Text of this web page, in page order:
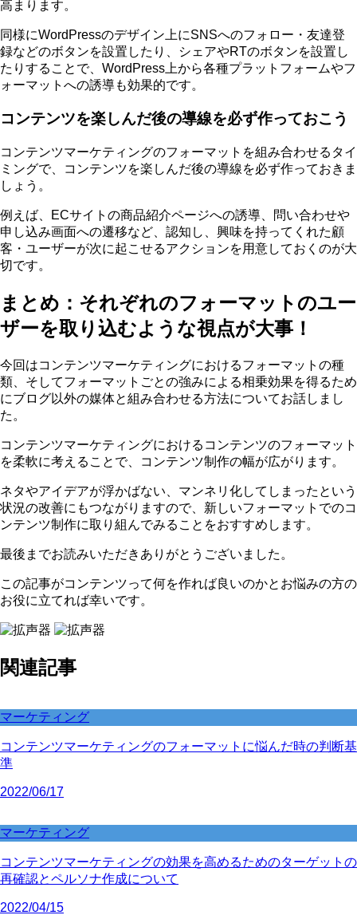
高まります。
同様にWordPressのデザイン上にSNSへのフォロー・友達登
録などのボタンを設置したり、シェアやRTのボタンを設置し
たりすることで、WordPress上から各種プラットフォームやフ
ォーマットへの誘導も効果的です。
コンテンツを楽しんだ後の導線を必ず作っておこう
コンテンツマーケティングのフォーマットを組み合わせるタイ
ミングで、コンテンツを楽しんだ後の導線を必ず作っておきま
しょう。
例えば、ECサイトの商品紹介ページへの誘導、問い合わせや
申し込み画面への遷移など、認知し、興味を持ってくれた顧
客・ユーザーが次に起こせるアクションを用意しておくのが大
切です。
まとめ：それぞれのフォーマットのユー
ザーを取り込むような視点が大事！
今回はコンテンツマーケティングにおけるフォーマットの種
類、そしてフォーマットごとの強みによる相乗効果を得るため
にブログ以外の媒体と組み合わせる方法についてお話しまし
た。
コンテンツマーケティングにおけるコンテンツのフォーマット
を柔軟に考えることで、コンテンツ制作の幅が広がります。
ネタやアイデアが浮かばない、マンネリ化してしまったという
状況の改善にもつながりますので、新しいフォーマットでのコ
ンテンツ制作に取り組んでみることをおすすめします。
最後までお読みいただきありがとうございました。
この記事がコンテンツって何を作れば良いのかとお悩みの方の
お役に立てれば幸いです。
関連記事
マーケティング
コンテンツマーケティングのフォーマットに悩んだ時の判断基
準
2022/06/17
マーケティング
コンテンツマーケティングの効果を高めるためのターゲットの
再確認とペルソナ作成について
2022/04/15